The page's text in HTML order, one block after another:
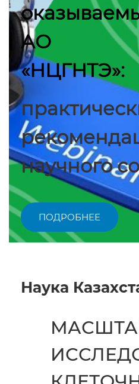
АО
«НЦГНТЭ»:
научного
ПОДРОБНЕЕ
Наука